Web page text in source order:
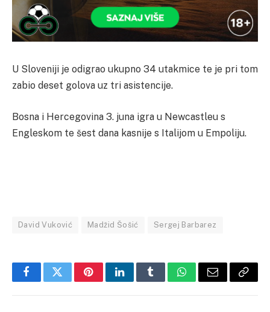
U Sloveniji je odigrao ukupno 34 utakmice te je pri tom
zabio deset golova uz tri asistencije.
Bosna i Hercegovina 3. juna igra u Newcastleu s
Engleskom te šest dana kasnije s Italijom u Empoliju.
David Vuković Madžid Šošić Sergej Barbarez
FacebookTwitterPinterestLinkedInTumblrWhatsApp
Email Copy